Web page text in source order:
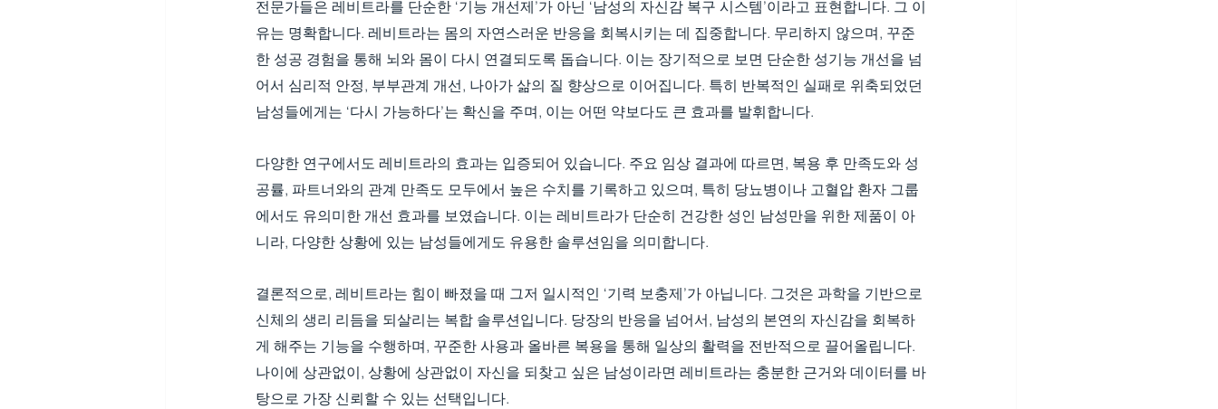
전문가들은 레비트라를 단순한 ‘기능 개선제’가 아닌 ‘남성의 자신감 복구 시스템’이라고 표현합니다. 그 이
유는 명확합니다. 레비트라는 몸의 자연스러운 반응을 회복시키는 데 집중합니다. 무리하지 않으며, 꾸준
한 성공 경험을 통해 뇌와 몸이 다시 연결되도록 돕습니다. 이는 장기적으로 보면 단순한 성기능 개선을 넘
어서 심리적 안정, 부부관계 개선, 나아가 삶의 질 향상으로 이어집니다. 특히 반복적인 실패로 위축되었던
남성들에게는 ‘다시 가능하다’는 확신을 주며, 이는 어떤 약보다도 큰 효과를 발휘합니다.
다양한 연구에서도 레비트라의 효과는 입증되어 있습니다. 주요 임상 결과에 따르면, 복용 후 만족도와 성
공률, 파트너와의 관계 만족도 모두에서 높은 수치를 기록하고 있으며, 특히 당뇨병이나 고혈압 환자 그룹
에서도 유의미한 개선 효과를 보였습니다. 이는 레비트라가 단순히 건강한 성인 남성만을 위한 제품이 아
니라, 다양한 상황에 있는 남성들에게도 유용한 솔루션임을 의미합니다.
결론적으로, 레비트라는 힘이 빠졌을 때 그저 일시적인 ‘기력 보충제’가 아닙니다. 그것은 과학을 기반으로
신체의 생리 리듬을 되살리는 복합 솔루션입니다. 당장의 반응을 넘어서, 남성의 본연의 자신감을 회복하
게 해주는 기능을 수행하며, 꾸준한 사용과 올바른 복용을 통해 일상의 활력을 전반적으로 끌어올립니다.
나이에 상관없이, 상황에 상관없이 자신을 되찾고 싶은 남성이라면 레비트라는 충분한 근거와 데이터를 바
탕으로 가장 신뢰할 수 있는 선택입니다.